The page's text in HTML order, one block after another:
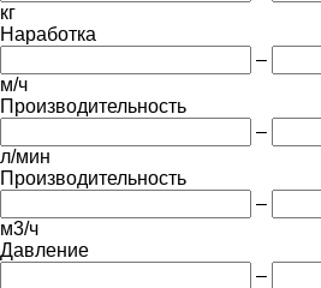
кг
Наработка
–
м/ч
Производительность
–
л/мин
Производительность
–
м3/ч
Давление
–